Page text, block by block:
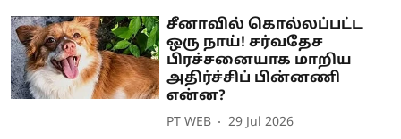
சீனாவில் கொல்லப்பட்ட
ஒரு நாய்! சர்வதேச
பிரச்சனையாக மாறிய
அதிர்ச்சிப் பின்னணி
என்ன?
PT WEB 29 Jul 2026